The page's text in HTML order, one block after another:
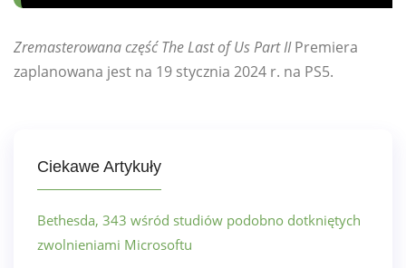
Zremasterowana część The Last of Us Part IIPremiera
zaplanowana jest na 19 stycznia 2024 r. na PS5.
Ciekawe Artykuły
Bethesda, 343 wśród studiów podobno dotkniętych
zwolnieniami Microsoftu